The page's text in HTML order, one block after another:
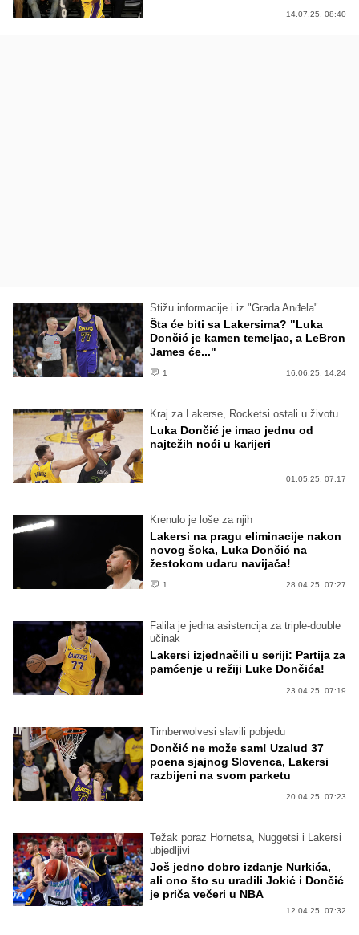
14.07.25. 08:40
Stižu informacije i iz "Grada Anđela"
Šta će biti sa Lakersima? "Luka
Dončić je kamen temeljac, a LeBron
James će..."
1 16.06.25. 14:24
Kraj za Lakerse, Rocketsi ostali u životu
Luka Dončić je imao jednu od
najtežih noći u karijeri
01.05.25. 07:17
Krenulo je loše za njih
Lakersi na pragu eliminacije nakon
novog šoka, Luka Dončić na
žestokom udaru navijača!
1 28.04.25. 07:27
Falila je jedna asistencija za triple-double
učinak
Lakersi izjednačili u seriji: Partija za
pamćenje u režiji Luke Dončića!
23.04.25. 07:19
Timberwolvesi slavili pobjedu
Dončić ne može sam! Uzalud 37
poena sjajnog Slovenca, Lakersi
razbijeni na svom parketu
20.04.25. 07:23
Težak poraz Hornetsa, Nuggetsi i Lakersi
ubjedljivi
Još jedno dobro izdanje Nurkića,
ali ono što su uradili Jokić i Dončić
je priča večeri u NBA
12.04.25. 07:32